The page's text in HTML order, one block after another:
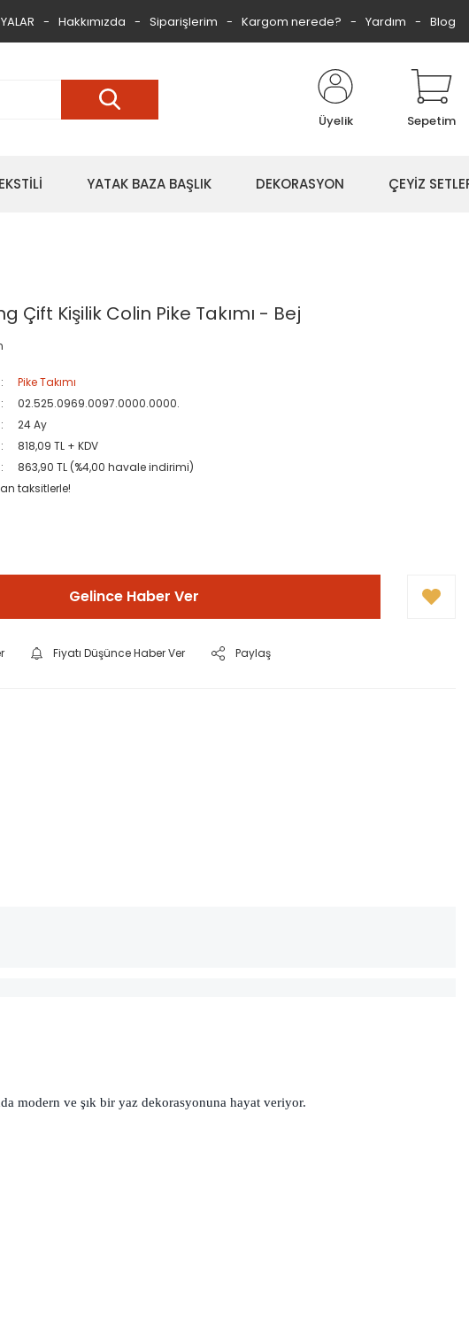
Hakkımızda Siparişlerim Kargom nerede? Yardım Blog
Üyelik Sepetim
YATAK BAZA BAŞLIK DEKORASYON ÇEYİZ
Çift Kişilik Colin Pike Takımı - Bej
Pike Takımı
02.525.0969.0097.0000.0000.
24 Ay
818,09 TL + KDV
863,90 TL (%4,00 havale indirimi)
taksitlerle!
Gelince Haber Ver
Fiyatı Düşünce Haber Ver Paylaş
modern ve şık bir yaz dekorasyonuna hayat veriyor.